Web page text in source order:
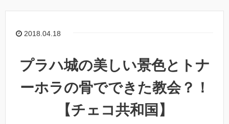
2018.04.18
プラハ城の美しい景色とトナ
ーホラの骨でできた教会？！
【チェコ共和国】